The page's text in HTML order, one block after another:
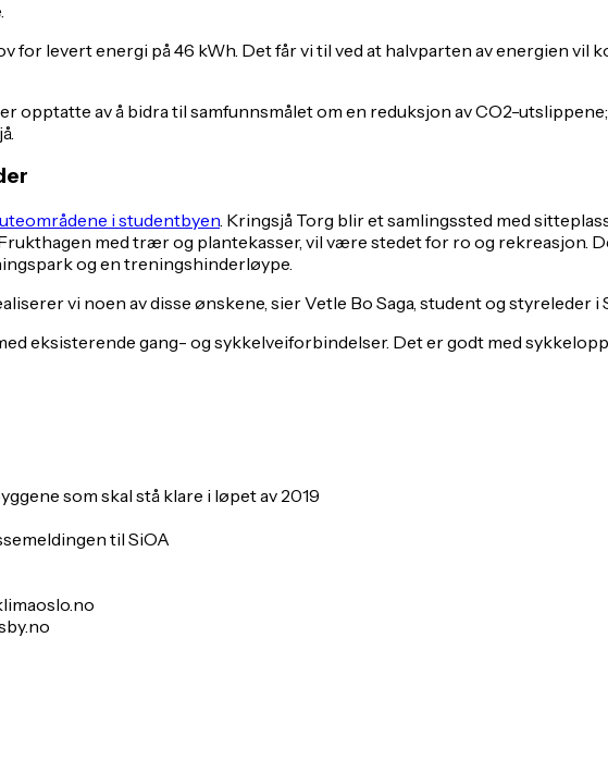
levert energi på 46 kWh. Det får vi til ved at halvparten av energien vil
opptatte av å bidra til samfunnsmålet om en reduksjon av CO2-
i studentbyen. Kringsjå Torg blir et samlingssted med
med trær og plantekasser, vil være stedet for ro og rekreasjon.
og en treningshinderløype.
vi noen av disse ønskene, sier Vetle Bo Saga, student og styreleder i
eksisterende gang- og sykkelveiforbindelser. Det er godt med
som skal stå klare i løpet av 2019
til SiOA